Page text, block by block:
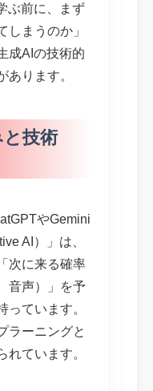
ぶ前に、まず
しまうのか」
成AIの技術的
あります。
技術
やGemini
AI）」は、
次に来る確率
音声）」を予
っています。
ラーニングと
れています。